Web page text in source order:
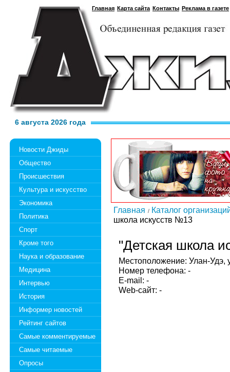
Главная Карта сайта Контакты Реклама в газете
6 августа 2026 года
Новости Джиды
Общество
Происшествия
Культура и искусство
Экономика
Политика
Спорт
Кроме того
Наука и образование
Медицина
Интервью
История
Информер новостей
Рейтинг сайтов
Самые комментируемые
Самые читаемые
Опросы
Главная
Каталог
школа искусств №13
"Детская школа
Местоположение: Улан-Удэ,
Номер телефона: -
E-mail: -
Web-сайт: -